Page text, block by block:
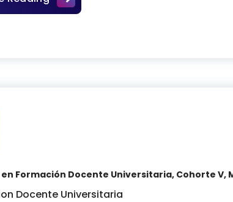
Formación Docente Universitaria, Cohorte V,
Docente Universitaria